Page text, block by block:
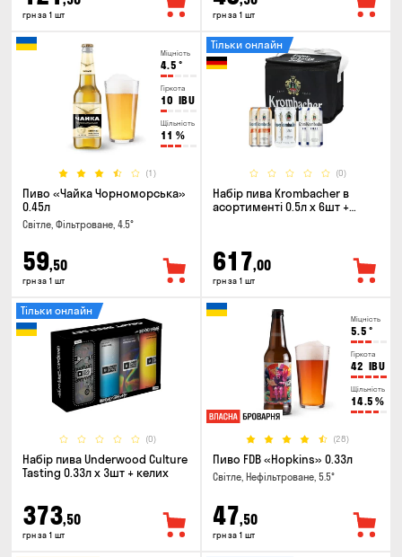
грн за 1 шт грн за 1 шт
Міцність
4.5 °
Гіркота
10 IBU
Щільність
11 %
(1)
Пиво «Чайка Чорноморська»
0.45л
Світле, Фільтроване, 4.5°
59,50
грн за 1 шт
(0)
Тільки онлайн
Набір пива Krombacher в
асортименті 0.5л х 6шт +
617,00
грн за 1 шт
(0)
Тільки онлайн
Набір пива Underwood Culture
Tasting 0.33л x 3шт + келих
373,50
грн за 1 шт
Міцність
5.5 °
Гіркота
42 IBU
Щільність
14.5 %
(28)
Пиво FDB «Hopkins» 0.33л
Світле, Нефільтроване, 5.5°
47,50
грн за 1 шт